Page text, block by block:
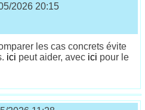
2026 20:15
les cas concrets évite
ici peut aider, avec ici pour le